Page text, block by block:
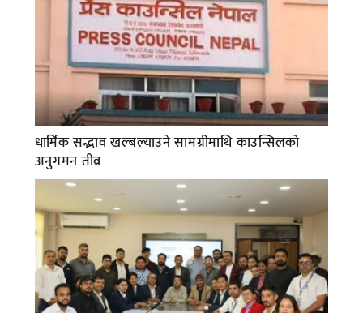
धार्मिक सद्भाव खल्बल्याउने सामग्रीमाथि काउन्सिलको
अनुगमन तीव्र